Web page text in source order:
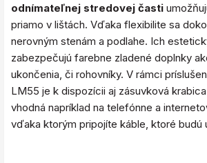
odnímateľnej stredovej časti
priamo v lištách. Vďaka flexibilite sa
nerovným stenám a podlahe. Ich
zabezpečujú farebne zladené doplnky
ukončenia, či rohovníky. V rámci
LM55 je k dispozícii aj zásuvková krabica
vhodná napríklad na telefónne a
vďaka ktorým pripojíte káble, ktoré budú